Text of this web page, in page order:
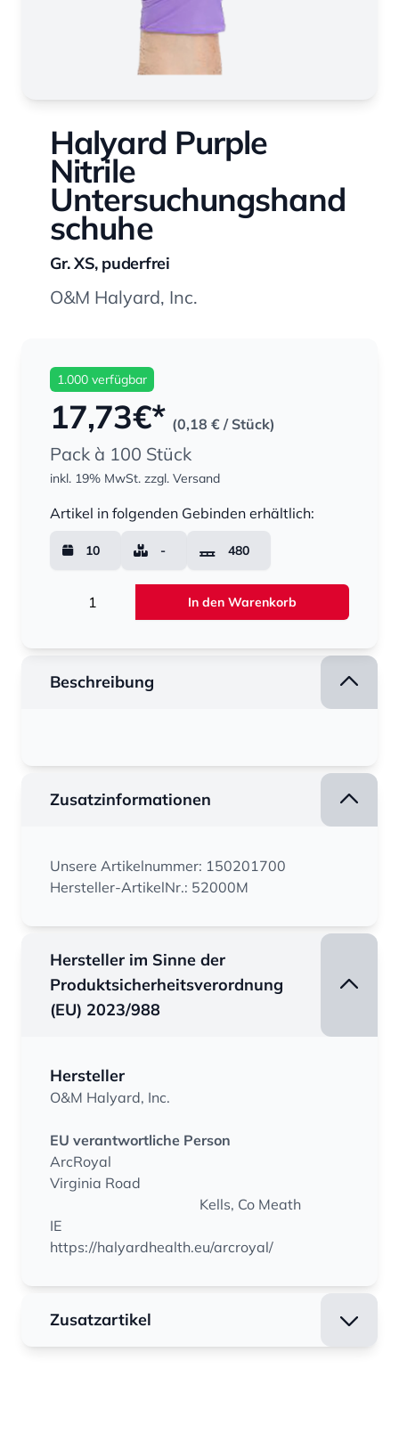
Halyard Purple
Nitrile
Untersuchungshand
schuhe
Gr. XS, puderfrei
O&M Halyard, Inc.
1.000 verfügbar
17,73€* (0,18 € / Stück)
Pack à 100 Stück
inkl. 19% MwSt. zzgl. Versand
Artikel in folgenden Gebinden erhältlich:
10 - 480
In den Warenkorb
Beschreibung
Zusatzinformationen
Unsere Artikelnummer: 150201700
Hersteller-ArtikelNr.: 52000M
Hersteller im Sinne der
Produktsicherheitsverordnung
(EU) 2023/988
Hersteller
O&M Halyard, Inc.
EU verantwortliche Person
ArcRoyal
Virginia Road
Kells, Co Meath
IE
https://halyardhealth.eu/arcroyal/
Zusatzartikel